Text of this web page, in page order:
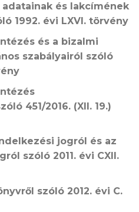
és lakcímének
1992. évi LXVI. törvény
és a bizalmi
szabályairól szóló
451/2016. (XII. 19.)
jogról és az
szóló 2011. évi CXII.
szóló 2012. évi C.